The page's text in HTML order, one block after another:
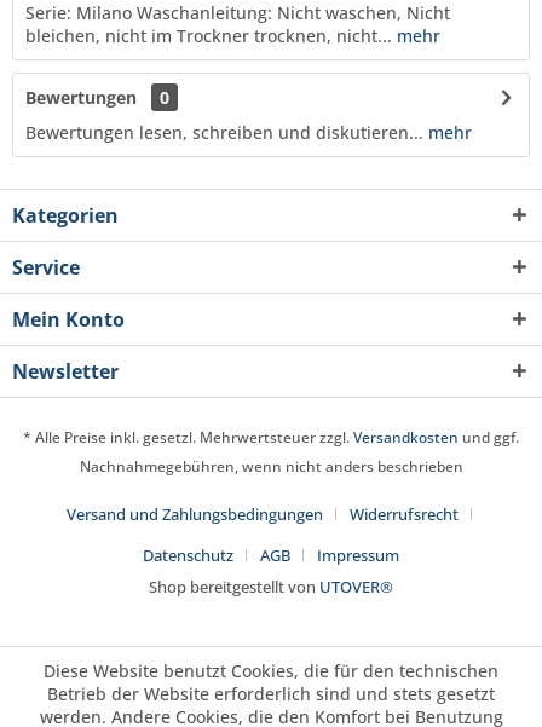
Serie: Milano Waschanleitung: Nicht waschen, Nicht
bleichen, nicht im Trockner trocknen, nicht... mehr
Bewertungen
0
Bewertungen lesen, schreiben und diskutieren... mehr
Kategorien
Service
Mein Konto
Newsletter
* Alle Preise inkl. gesetzl. Mehrwertsteuer zzgl.Versandkosten und ggf.
Nachnahmegebühren, wenn nicht anders beschrieben
Versand und Zahlungsbedingungen
Widerrufsrecht
Datenschutz
AGB
Impressum
Shop bereitgestellt von UTOVER®
Diese Website benutzt Cookies, die für den technischen
Betrieb der Website erforderlich sind und stets gesetzt
werden. Andere Cookies, die den Komfort bei Benutzung